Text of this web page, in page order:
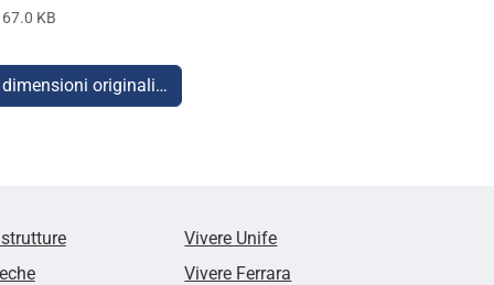
KB
originali…
Vivere Unife
Vivere Ferrara